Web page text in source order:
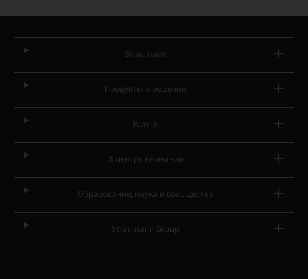
Straumann
Продукты и решения
Услуги
В центре внимания
Образование, наука и сообщества
Straumann Group